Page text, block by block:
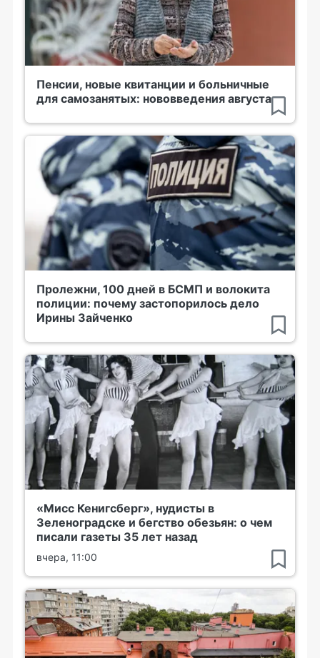
Пенсии, новые квитанции и больничные
для самозанятых: нововведения августа
Пролежни, 100 дней в БСМП и волокита
полиции: почему застопорилось дело
Ирины Зайченко
«Мисс Кенигсберг», нудисты в
Зеленоградске и бегство обезьян: о чем
писали газеты 35 лет назад
вчера, 11:00